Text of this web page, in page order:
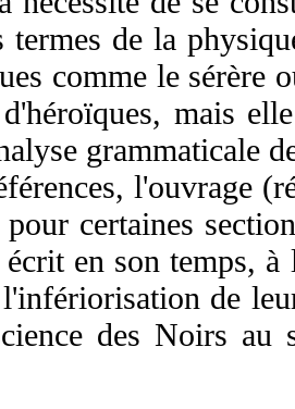
termes de la
comme le
mais
grammaticale
l'ouvrage
pour certaines
en son temps,
de
des Noirs au